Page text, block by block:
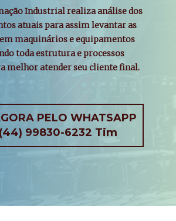
Industrial realiza análise dos
atuais para assim levantar as
maquinários e equipamentos
toda estrutura e processos
melhor atender seu cliente final.
PELO WHATSAPP
(44) 99830-6232 Tim